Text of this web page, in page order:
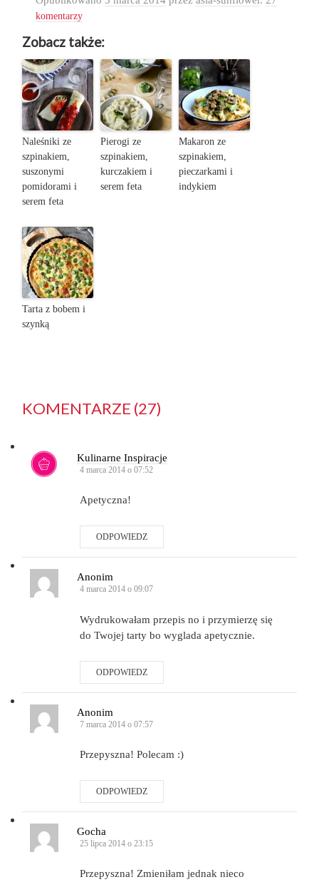
komentarzy
Zobacz także:
Naleśniki ze
szpinakiem,
suszonymi
pomidorami i
serem feta
Pierogi ze
szpinakiem,
kurczakiem i
serem feta
Makaron ze
szpinakiem,
pieczarkami i
indykiem
Tarta z bobem i
szynką
KOMENTARZE (27)
Kulinarne Inspiracje
4 marca 2014 o 07:52
Apetyczna!
ODPOWIEDZ
Anonim
4 marca 2014 o 09:07
Wydrukowałam przepis no i przymierzę się
do Twojej tarty bo wyglada apetycznie.
ODPOWIEDZ
Anonim
7 marca 2014 o 07:57
Przepyszna! Polecam :)
ODPOWIEDZ
Gocha
25 lipca 2014 o 23:15
Przepyszna! Zmieniłam jednak nieco